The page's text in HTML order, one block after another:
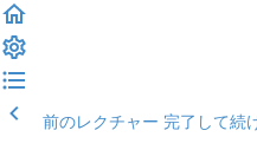
前のレクチャー 完了して続